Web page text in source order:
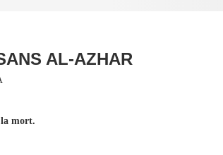
AL-AZHAR
la mort.